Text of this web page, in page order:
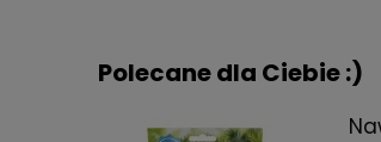
Polecane dla Ciebie :)